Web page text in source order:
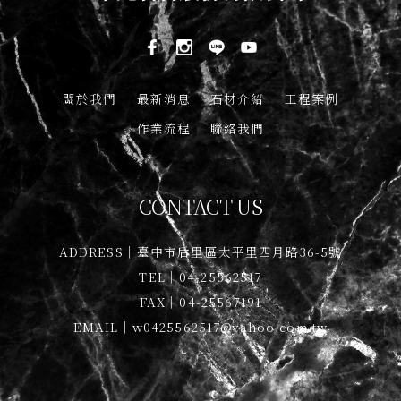
關於我們 最新消息 石材介紹
工程案例
作業流程
聯絡我們
CONTACT US
ADDRESS｜臺中市后里區太平里四月路36-5號
TEL｜04-25562517
FAX｜04-25567191
EMAIL｜w0425562517@yahoo.com.tw